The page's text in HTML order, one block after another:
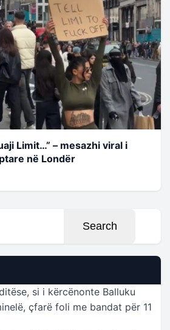
Limit…” – mesazhi viral i
në Londër
si i kërcënonte Balluku
çfarë foli me bandat për 11